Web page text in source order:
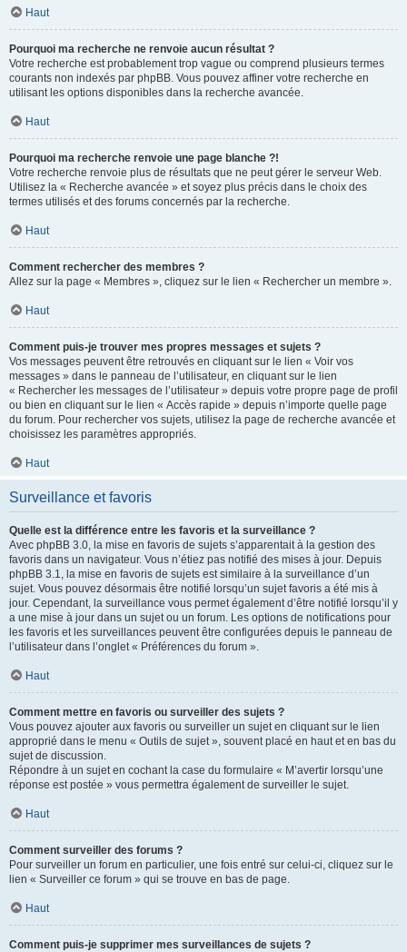
Haut
Pourquoi ma recherche ne renvoie aucun résultat ?
Votre recherche est probablement trop vague ou comprend plusieurs termes
courants non indexés par phpBB. Vous pouvez affiner votre recherche en
utilisant les options disponibles dans la recherche avancée.
Haut
Pourquoi ma recherche renvoie une page blanche ?!
Votre recherche renvoie plus de résultats que ne peut gérer le serveur Web.
Utilisez la « Recherche avancée » et soyez plus précis dans le choix des
termes utilisés et des forums concernés par la recherche.
Haut
Comment rechercher des membres ?
Allez sur la page « Membres », cliquez sur le lien « Rechercher un membre ».
Haut
Comment puis-je trouver mes propres messages et sujets ?
Vos messages peuvent être retrouvés en cliquant sur le lien « Voir vos
messages » dans le panneau de l’utilisateur, en cliquant sur le lien
« Rechercher les messages de l’utilisateur » depuis votre propre page de profil
ou bien en cliquant sur le lien « Accès rapide » depuis n’importe quelle page
du forum. Pour rechercher vos sujets, utilisez la page de recherche avancée et
choisissez les paramètres appropriés.
Haut
Surveillance et favoris
Quelle est la différence entre les favoris et la surveillance ?
Avec phpBB 3.0, la mise en favoris de sujets s’apparentait à la gestion des
favoris dans un navigateur. Vous n’étiez pas notifié des mises à jour. Depuis
phpBB 3.1, la mise en favoris de sujets est similaire à la surveillance d’un
sujet. Vous pouvez désormais être notifié lorsqu’un sujet favoris a été mis à
jour. Cependant, la surveillance vous permet également d’être notifié lorsqu’il y
a une mise à jour dans un sujet ou un forum. Les options de notifications pour
les favoris et les surveillances peuvent être configurées depuis le panneau de
l’utilisateur dans l’onglet « Préférences du forum ».
Haut
Comment mettre en favoris ou surveiller des sujets ?
Vous pouvez ajouter aux favoris ou surveiller un sujet en cliquant sur le lien
approprié dans le menu « Outils de sujet », souvent placé en haut et en bas du
sujet de discussion.
Répondre à un sujet en cochant la case du formulaire « M’avertir lorsqu’une
réponse est postée » vous permettra également de surveiller le sujet.
Haut
Comment surveiller des forums ?
Pour surveiller un forum en particulier, une fois entré sur celui-ci, cliquez sur le
lien « Surveiller ce forum » qui se trouve en bas de page.
Haut
Comment puis-je supprimer mes surveillances de sujets ?